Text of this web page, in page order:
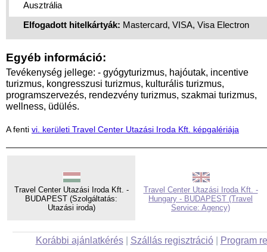
Ausztrália
Elfogadott hitelkártyák: Mastercard, VISA, Visa Electron
Egyéb információ:
Tevékenység jellege: - gyógyturizmus, hajóutak, incentive
turizmus, kongresszusi turizmus, kulturális turizmus,
programszervezés, rendezvény turizmus, szakmai turizmus,
wellness, üdülés.
A fenti vi. kerületi Travel Center Utazási Iroda Kft. képgalériája
Travel Center Utazási Iroda Kft. -
BUDAPEST (Szolgáltatás:
Utazási iroda)
Travel Center Utazási Iroda Kft. -
Hungary - BUDAPEST (Travel
Service: Agency)
Korábbi ajánlatkérés| Szállás regisztráció| Program